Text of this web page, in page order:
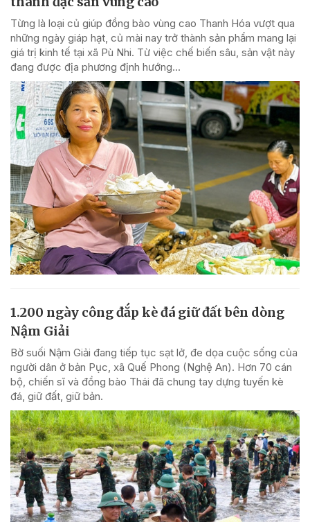
Từng là loại củ giúp đồng bào vùng cao Thanh Hóa vượt qua
những ngày giáp hạt, củ mài nay trở thành sản phẩm mang lại
giá trị kinh tế tại xã Pù Nhi. Từ việc chế biến sâu, sản vật này
đang được địa phương định hướng...
1.200 ngày công đắp kè đá giữ đất bên dòng
Nậm Giải
Bờ suối Nậm Giải đang tiếp tục sạt lở, đe dọa cuộc sống của
người dân ở bản Pục, xã Quế Phong (Nghệ An). Hơn 70 cán
bộ, chiến sĩ và đồng bào Thái đã chung tay dựng tuyến kè
đá, giữ đất, giữ bản.